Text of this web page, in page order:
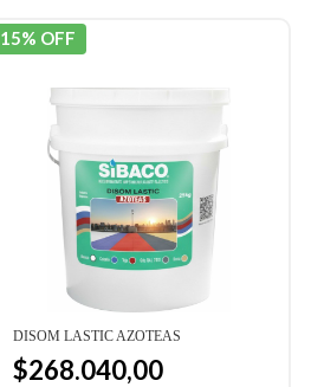
15% OFF
DISOM LASTIC AZOTEAS
$268.040,00